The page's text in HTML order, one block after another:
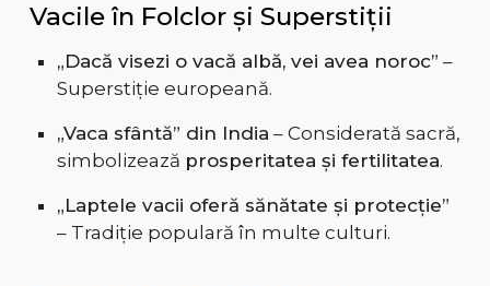
Vacile în Folclor și Superstiții
„Dacă visezi o vacă albă, vei avea noroc” –
Superstiție europeană.
„Vaca sfântă” din India – Considerată sacră,
simbolizează prosperitatea și fertilitatea.
„Laptele vacii oferă sănătate și protecție”
– Tradiție populară în multe culturi.